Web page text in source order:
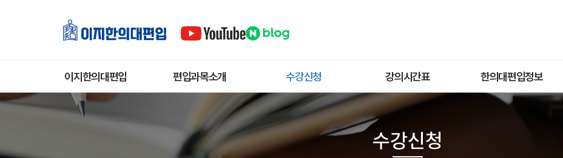
이지한의대편입
인사말
편입과목소개
한문
생물
수강신청
온+오프라인 패키지
온라인 패키지
한의학
강의시간표
연간 커리큘럼
한의대편입정보
한의대 편입정보
수강신청